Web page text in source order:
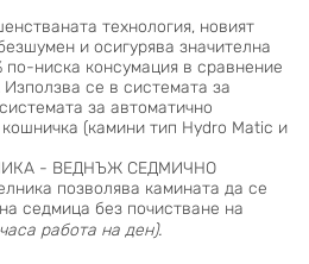
технология, новият
и осигурява значителна
по-ниска консумация в сравнение
се в системата за
за автоматично
(камини тип Hydro Matic и
- ВЕДНЪЖ СЕДМИЧНО
позволява камината да се
седмица без почистване на
работа на ден).